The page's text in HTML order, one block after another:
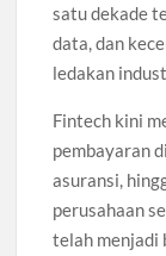
satu dekade
data, dan
ledakan
Fintech kini
pembayaran
asuransi,
perusahaan
telah menjadi